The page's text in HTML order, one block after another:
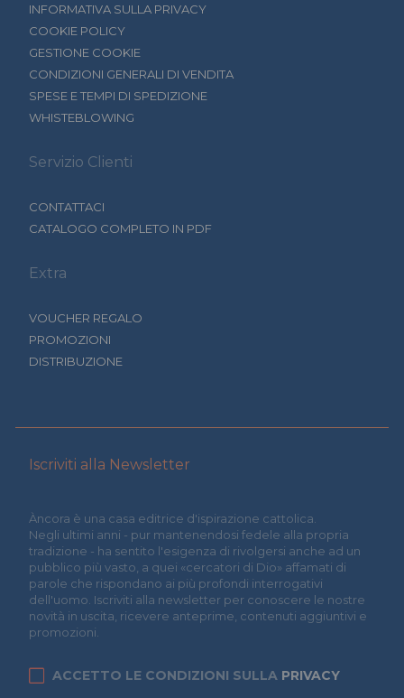
INFORMATIVA SULLA PRIVACY
COOKIE POLICY
GESTIONE COOKIE
CONDIZIONI GENERALI DI VENDITA
SPESE E TEMPI DI SPEDIZIONE
WHISTEBLOWING
Servizio Clienti
CONTATTACI
CATALOGO COMPLETO IN PDF
Extra
VOUCHER REGALO
PROMOZIONI
DISTRIBUZIONE
Iscriviti alla Newsletter
Àncora è una casa editrice d'ispirazione cattolica.
Negli ultimi anni - pur mantenendosi fedele alla propria
tradizione - ha sentito l'esigenza di rivolgersi anche ad un
pubblico più vasto, a quei «cercatori di Dio» affamati di
parole che rispondano ai più profondi interrogativi
dell'uomo. Iscriviti alla newsletter per conoscere le nostre
novità in uscita, ricevere anteprime, contenuti aggiuntivi e
promozioni.
ACCETTO LE CONDIZIONI SULLA PRIVACY